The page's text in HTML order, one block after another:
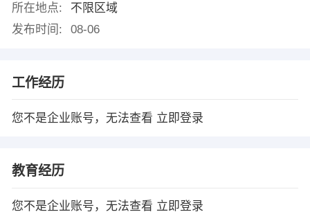
所在地点:
不限区域
发布时间:
08-06
工作经历
您不是企业账号，无法查看 立即登录
教育经历
您不是企业账号，无法查看 立即登录